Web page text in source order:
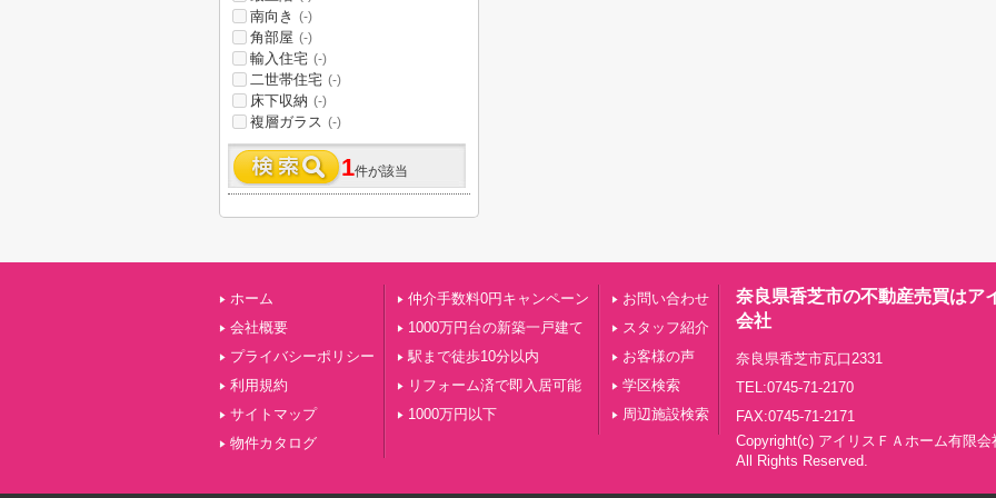
南向き (-)
角部屋 (-)
輸入住宅 (-)
二世帯住宅 (-)
床下収納 (-)
複層ガラス (-)
1件が該当
ホーム
会社概要
プライバシーポリシー
利用規約
サイトマップ
物件カタログ
仲介手数料0円キャンペーン
1000万円台の新築一戸建て
駅まで徒歩10分以内
リフォーム済で即入居可能
1000万円以下
お問い合わせ
スタッフ紹介
お客様の声
学区検索
周辺施設検索
奈良県香芝市の不動産売買はア
会社
奈良県香芝市瓦口2331
TEL:0745-71-2170
FAX:0745-71-2171
Copyright(c) アイリスＦＡホーム有限会
All Rights Reserved.